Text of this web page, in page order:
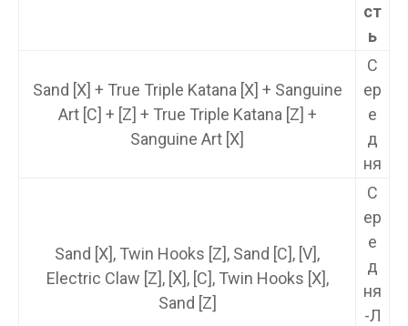
ст
ь
Sand [X] + True Triple Katana [X] + Sanguine
Art [C] + [Z] + True Triple Katana [Z] +
Sanguine Art [X]
С
ер
е
д
ня
Sand [X], Twin Hooks [Z], Sand [C], [V],
Electric Claw [Z], [X], [C], Twin Hooks [X],
Sand [Z]
С
ер
е
д
ня
-Л